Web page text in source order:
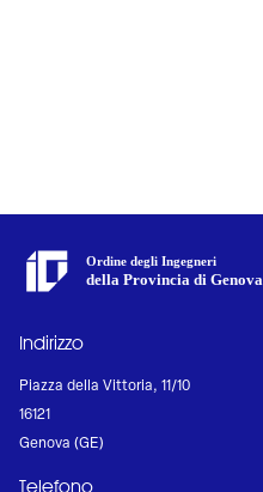
Ordine degli Ingegneri
della Provincia di Genova
Indirizzo
Piazza della Vittoria, 11/10
16121
Genova (GE)
Telefono